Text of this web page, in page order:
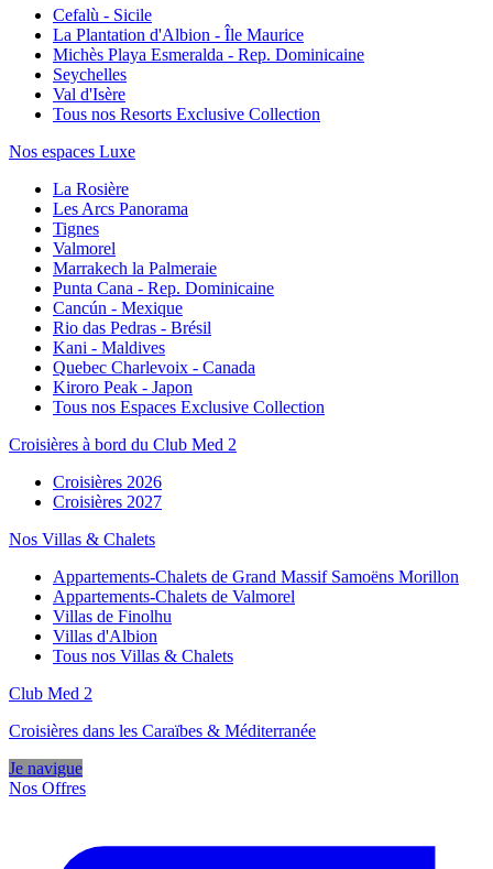
Cefalù - Sicile
La Plantation d'Albion - Île Maurice
Michès Playa Esmeralda - Rep. Dominicaine
Seychelles
Val d'Isère
Tous nos Resorts Exclusive Collection
Nos espaces Luxe
La Rosière
Les Arcs Panorama
Tignes
Valmorel
Marrakech la Palmeraie
Punta Cana - Rep. Dominicaine
Cancún - Mexique
Rio das Pedras - Brésil
Kani - Maldives
Quebec Charlevoix - Canada
Kiroro Peak - Japon
Tous nos Espaces Exclusive Collection
Croisières à bord du Club Med 2
Croisières 2026
Croisières 2027
Nos Villas & Chalets
Appartements-Chalets de Grand Massif Samoëns Morillon
Appartements-Chalets de Valmorel
Villas de Finolhu
Villas d'Albion
Tous nos Villas & Chalets
Club Med 2
Croisières dans les Caraïbes & Méditerranée
Je navigue
Nos Offres